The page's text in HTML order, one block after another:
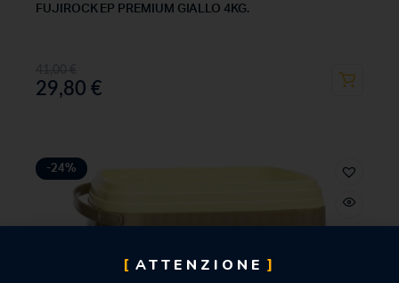
FUJIROCK EP PREMIUM GIALLO 4KG.
29,80 €
-24%
ATTENZIONE